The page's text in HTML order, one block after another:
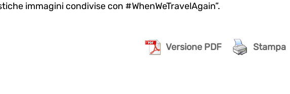
immagini condivise con #WhenWeTravelAgain”.
Versione PDF Stampa